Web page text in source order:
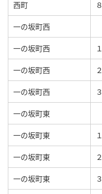
西町
一の坂町西
一の坂町西
一の坂町西
一の坂町西
一の坂町東
一の坂町東
一の坂町東
一の坂町東